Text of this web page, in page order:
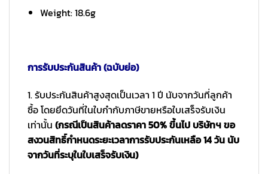
Weight: 18.6g
การรับประกันสินค้า (ฉบับย่อ)
1. รับประกันสินค้าสูงสุดเป็นเวลา 1 ปี นับจากวันที่ลูกค้า
ซื้อ โดยยึดวันที่ในใบกำกับภาษีขายหรือใบเสร็จรับเงิน
เท่านั้น (กรณีเป็นสินค้าลดราคา 50% ขึ้นไป บริษัทฯ ขอ
สงวนสิทธิ์กำหนดระยะเวลาการรับประกันเหลือ 14 วัน นับ
จากวันที่ระบุในใบเสร็จรับเงิน)